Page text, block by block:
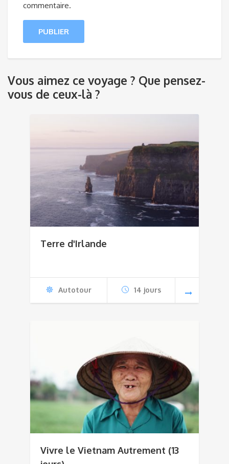
commentaire.
Vous aimez ce voyage ? Que pensez-
vous de ceux-là ?
Terre d'Irlande
Autotour 14 jours
Vivre le Vietnam Autrement (13